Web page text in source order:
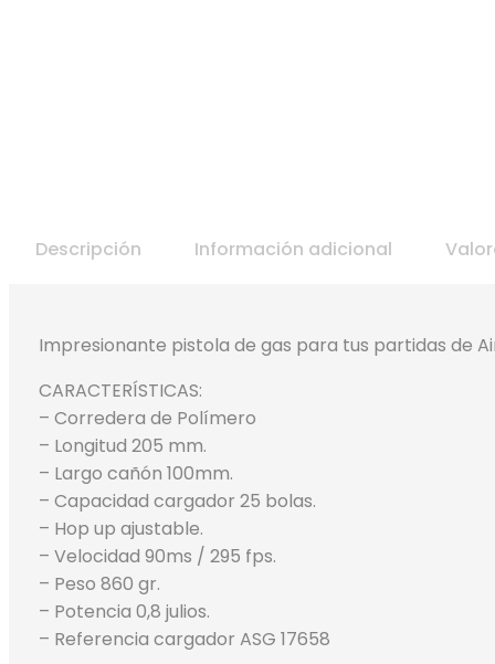
Descripción Información adicional
Impresionante pistola de gas para tus partidas de
CARACTERÍSTICAS:
– Corredera de Polímero
– Longitud 205 mm.
– Largo cañón 100mm.
– Capacidad cargador 25 bolas.
– Hop up ajustable.
– Velocidad 90ms / 295 fps.
– Peso 860 gr.
– Potencia 0,8 julios.
– Referencia cargador ASG 17658